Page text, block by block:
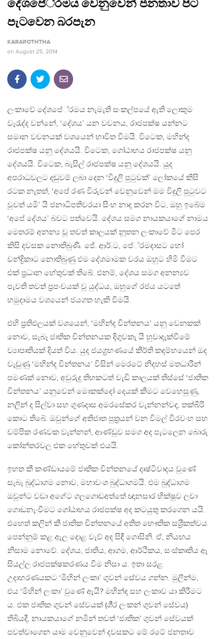
දේශපේ‍්‍රමය වෙනුවෙන් ජනතාව පිට
පැටවෙන බරපැන
KARAPOTHTHA
on August 25, 2014
ලංකාවේ දේශපේ‍්‍රමය නැමැති සංකල්පයේ ඇති ලොකුම
වැරැද්ද වන්නේ, ‘දේශය’ යන වචනය, රාජපක්ෂ යන්නට
සමාන වචනයක් වශයෙන් භාවිත වීමයි. විටෙක, මහින්ද
රාජපක්ෂ යනු දේශයයි. විටෙක, ගෝඨාභය රාජපක්ෂ යනු
දේශයයි. විටෙක, බැසිල් රාජපක්ෂ යනු දේශයයි. යුද
අපරාධවලට දඬුවම් ලබා දෙන ‘විදුලි පුටුවක්’ ලෝකයේ කිසි
රටක නැතත්, ‘අපේ රණ විරුවන් වෙනුවෙන් මම විදුලි පුටුවට
වුවත් යමි’ යි ජනාධිපතිවරයා සිංහ නාද කරන විට, ඔහු ඉබේම
‘අපේ දේශය’ බවට පත්වෙයි. දේශය සමග නායකයාගේ නාමය
මෙතරම් අනන්‍ය වූ තවත් කාලයක් නූතන ලංකාවේ මීට පෙර
කිසි දවසක නොතිබුණි. ජේ. ආර්.ට, පේ‍්‍රමදාසට හෝ
චන්ද්‍රිකාට නොතිබුණු එම දේශමාමක වරය ඔහුට හිමි වීමට
එක් ප‍්‍රධාන හේතුවක් තිබේ. එනම්, දේශය සමග අනන්‍යව
පැවති තවත් ප‍්‍රපංචයක් වූ යුද්ධය, ඔහුගේ රජය යටතේ
හමුදාමය වශයෙන් ජයගත හැකි වීමයි.
එහි ප‍්‍රතිඵලයක් වශයෙන්, ‘මහින්ද චින්තනය’ යනු වෙනකක්
නොව, සැබෑ ජාතික චින්තනයක දිගුවකැ යි හුවාදැක්වීමේ
ව්‍යාපෘතියක් දියත් විය. යුද ජයග‍්‍රහණයේ කීර්ති කදම්භයෙන් ඔද
වැඩුණු ‘මහින්ද චින්තනය’ විසින් මෙරටේ නිදහස් මතධාරීන්
පමණක් නොව, අවුරුදු තිහකටත් වැඩි කාලයක් තිස්සේ ‘ජාතික
චින්තනය’ යනුවෙන් මොකක්දෝ දෙයක් කීමට වෙහෙසුණු,
නලින් ද සිල්වා සහ ගුණදාස අමරසේකර වැන්නන්වද, තක්බීරි
කොට තිබේ. ඔවුන්ගේ අතිජාත පුත‍්‍රයන් වන විමල් වීරවංහ සහ
චම්පික රණවක වැන්නන්, ආණ්ඩුව සමග අද පැටලෙන බොරු
කෝන්තරවල එක හේතුවක් එයයි.
ඉහත කී කණ්ඩායමේ ජාතික චින්තනයේ දෘෂ්ටිවාදය වුණේ
සැබෑ බුද්ධාගම නොව, මහාවංශ බුද්ධාගමයි. එම බුද්ධාගම
ඔවුන්ට වඩා අගේට ගලගොඩඅත්තේ ඥානසාර භික්ෂුව ලවා
ගොඩනැංවීමට ගෝඨාභය රාජපක්ෂ අද කටයුතු කරගෙන යයි.
එහෙත් කලින් කී ජාතික චින්තනයේ අතීත භෞතික සශ‍්‍රීකත්වය
පෙන්නුම් කළ ඇල දොළ වැව් අද සිඳී ගොසිනි. ඒ, නියඟය
නිසාම නොවේ. දේශය, ජාතිය, ආගම, ආර්ථිකය, සංස්කෘතිය ඈ
සියල්ල රාජපක්ෂකරණය වීම නිසා ය. ඉතා සරළ
උදාහරණයකට ‘මිහින් ලංකා’ ගුවන් සේවය ගන්න. මුලින්ම,
එය ‘මිහින් ලංකා’ වුණේ ඇයි? මහින්ද සහ ලංකාව යා කිරීමට
ය. එක ජාතික ගුවන් සේවයක් (ශී‍්‍ර ලංකන් ගුවන් සේවය)
තිබියදී, නායකයාගේ නමින් තවත් ‘ජාතික’ ගුවන් සේවයක්
පවත්වාගෙන යාම වෙනුවෙන් දවසකට මේ රටේ ජනතාව